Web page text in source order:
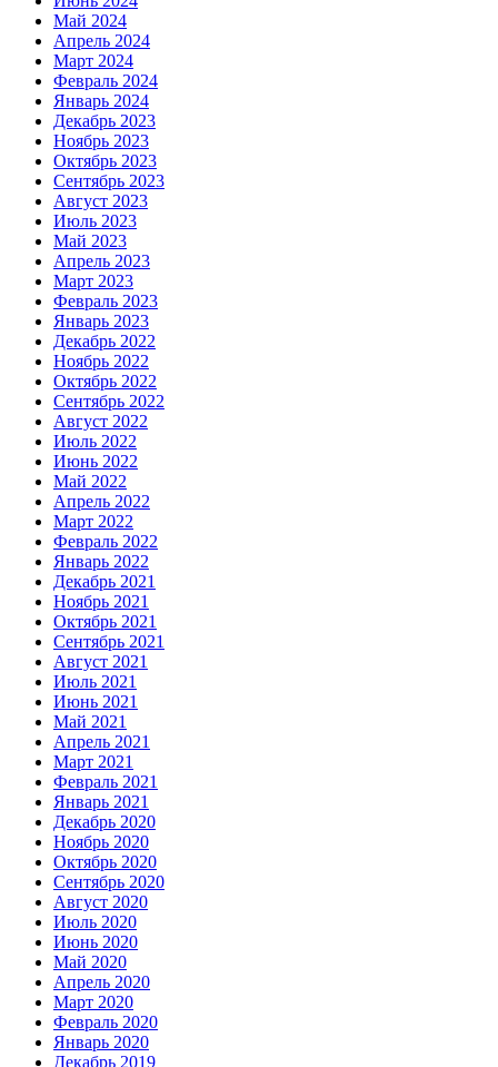
Май 2024
Апрель 2024
Март 2024
Февраль 2024
Январь 2024
Декабрь 2023
Ноябрь 2023
Октябрь 2023
Сентябрь 2023
Август 2023
Июль 2023
Май 2023
Апрель 2023
Март 2023
Февраль 2023
Январь 2023
Декабрь 2022
Ноябрь 2022
Октябрь 2022
Сентябрь 2022
Август 2022
Июль 2022
Июнь 2022
Май 2022
Апрель 2022
Март 2022
Февраль 2022
Январь 2022
Декабрь 2021
Ноябрь 2021
Октябрь 2021
Сентябрь 2021
Август 2021
Июль 2021
Июнь 2021
Май 2021
Апрель 2021
Март 2021
Февраль 2021
Январь 2021
Декабрь 2020
Ноябрь 2020
Октябрь 2020
Сентябрь 2020
Август 2020
Июль 2020
Июнь 2020
Май 2020
Апрель 2020
Март 2020
Февраль 2020
Январь 2020
Декабрь 2019